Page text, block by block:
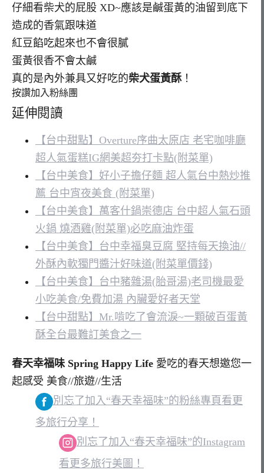
仔細看柴犬的屁股 XD~應該是鹹蛋黃的油留到底下
造成的香氣跟味道
紅豆餡吃起來也不會很膩
蛋黃很香不會太鹹
真的是內外兼具又好吃的柴犬蛋黃酥！
按讚加入粉絲團
延伸閱讀
【台中甜點】Overture序曲太原店 老宅咖啡廳
超人氣蛋糕IG網美超夯打卡點(附菜單)
【台中美食】好小子擔仔麵 超人氣台中熱炒推
薦 台中宵夜美食 (附菜單)
【台中美食】萬客什鍋崇德店 台中超人氣石頭
火鍋 燒酒雞(附菜單)必吃麻油炸蛋
【台中美食】台中幸福臭豆腐 堅持每天換油//
外酥內軟獨門醬汁好味道(附菜單價錢)
【台中美食】台中豬雜湯(胎哥湯)老司機最愛
小吃美食/免費加湯 內臟愛好者天堂
【台中甜點】Mr.啃吃了會流淚~一顆破百蛋黃
酥全台最難訂美食之一
春天幸福味 Spring Happy Life 愛吃的春天想邀您一
起感受 美食//旅遊//生活
別忘了加入“春天幸福味”的粉絲專頁看更
多旅行分享！
別忘了加入“春天幸福味”的Instagram
看更多旅行美圖！